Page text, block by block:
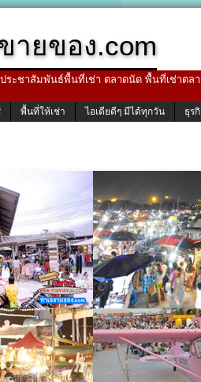
ายของ.com
ระชาสัมพันธ์พื้นที่เช่า ตลาดนัด พื้นที่เช่าต
พื้นที่ให้เช่า ไอเดียดีๆ มีได้ทุกวัน ธุร